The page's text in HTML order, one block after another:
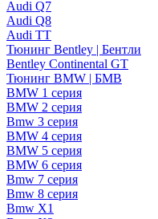
Audi Q7
Audi Q8
Audi TT
Тюнинг Bentley | Бентли
Bentley Continental GT
Тюнинг BMW | БМВ
BMW 1 серия
BMW 2 серия
Bmw 3 серия
BMW 4 серия
BMW 5 серия
BMW 6 серия
Bmw 7 серия
Bmw 8 серия
Bmw X1